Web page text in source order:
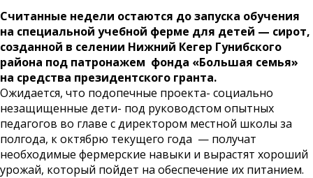
Считанные недели остаются до запуска обучения
на специальной учебной ферме для детей — сирот,
созданной в селении Нижний Кегер Гунибского
района под патронажем фонда «Большая семья»
на средства президентского гранта.
Ожидается, что подопечные проекта- социально
незащищенные дети- под руководстом опытных
педагогов во главе с директором местной школы за
полгода, к октябрю текущего года — получат
необходимые фермерские навыки и вырастят хороший
урожай, который пойдет на обеспечение их питанием.